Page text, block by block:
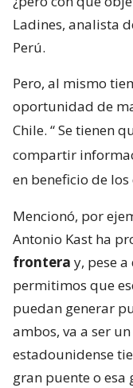
Ladines, analista
Perú.
Pero, al mismo
oportunidad de
Chile. “Se tienen
compartir
en beneficio de los
Mencionó, por
Antonio Kast ha
frontera y, pese a
permitimos que
puedan generar
ambos, va a ser
estadounidense
gran puente o esa